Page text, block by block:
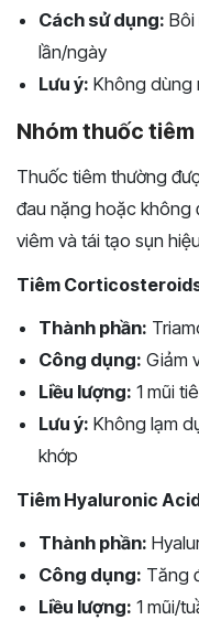
Cách sử dụng: Bôi
lần/ngày
Lưu ý: Không dùng
Nhóm thuốc tiêm
Thuốc tiêm thường
đau nặng hoặc không
viêm và tái tạo sụn
Tiêm
Thành phần:
Công dụng: Giảm
Liều lượng: 1 mũi
Lưu ý: Không lạm
khớp
Tiêm Hyaluronic
Thành phần:
Công dụng: Tăng
Liều lượng: 1 mũi/